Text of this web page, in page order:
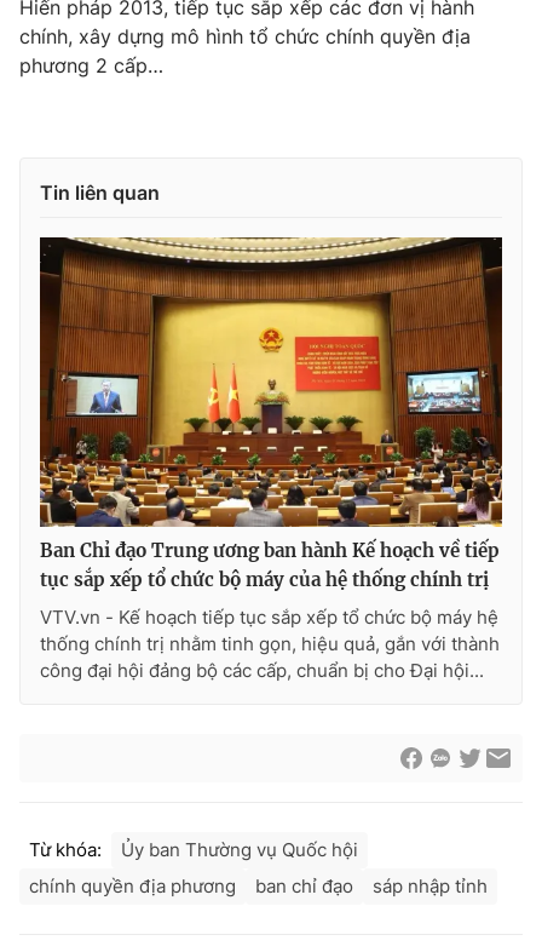
Hiến pháp 2013, tiếp tục sắp xếp các đơn vị hành
chính, xây dựng mô hình tổ chức chính quyền địa
phương 2 cấp…
Tin liên quan
Ban Chỉ đạo Trung ương ban hành Kế hoạch về tiếp
tục sắp xếp tổ chức bộ máy của hệ thống chính trị
VTV.vn - Kế hoạch tiếp tục sắp xếp tổ chức bộ máy hệ
thống chính trị nhằm tinh gọn, hiệu quả, gắn với thành
công đại hội đảng bộ các cấp, chuẩn bị cho Đại hội...
Từ khóa:
Ủy ban Thường vụ Quốc hội
chính quyền địa phương
ban chỉ đạo sáp nhập tỉnh